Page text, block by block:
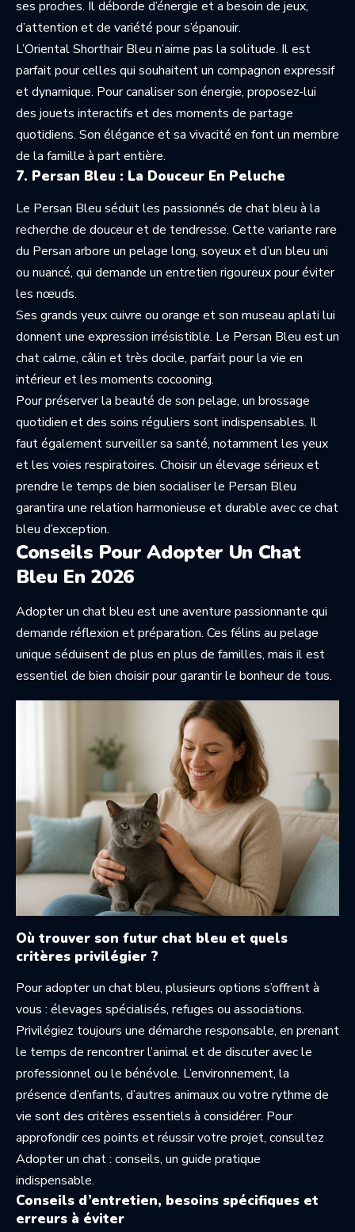
ses proches. Il déborde d’énergie et a besoin de jeux,
d’attention et de variété pour s’épanouir.
L’Oriental Shorthair Bleu n’aime pas la solitude. Il est
parfait pour celles qui souhaitent un compagnon expressif
et dynamique. Pour canaliser son énergie, proposez-lui
des jouets interactifs et des moments de partage
quotidiens. Son élégance et sa vivacité en font un membre
de la famille à part entière.
7. Persan Bleu : La Douceur En Peluche
Le Persan Bleu séduit les passionnés de chat bleu à la
recherche de douceur et de tendresse. Cette variante rare
du Persan arbore un pelage long, soyeux et d’un bleu uni
ou nuancé, qui demande un entretien rigoureux pour éviter
les nœuds.
Ses grands yeux cuivre ou orange et son museau aplati lui
donnent une expression irrésistible. Le Persan Bleu est un
chat calme, câlin et très docile, parfait pour la vie en
intérieur et les moments cocooning.
Pour préserver la beauté de son pelage, un brossage
quotidien et des soins réguliers sont indispensables. Il
faut également surveiller sa santé, notamment les yeux
et les voies respiratoires. Choisir un élevage sérieux et
prendre le temps de bien socialiser le Persan Bleu
garantira une relation harmonieuse et durable avec ce chat
bleu d’exception.
Conseils Pour Adopter Un Chat
Bleu En 2026
Adopter un chat bleu est une aventure passionnante qui
demande réflexion et préparation. Ces félins au pelage
unique séduisent de plus en plus de familles, mais il est
essentiel de bien choisir pour garantir le bonheur de tous.
Où trouver son futur chat bleu et quels
critères privilégier ?
Pour adopter un chat bleu, plusieurs options s’offrent à
vous : élevages spécialisés, refuges ou associations.
Privilégiez toujours une démarche responsable, en prenant
le temps de rencontrer l’animal et de discuter avec le
professionnel ou le bénévole. L’environnement, la
présence d’enfants, d’autres animaux ou votre rythme de
vie sont des critères essentiels à considérer. Pour
approfondir ces points et réussir votre projet, consultez
Adopter un chat : conseils, un guide pratique
indispensable.
Conseils d’entretien, besoins spécifiques et
erreurs à éviter